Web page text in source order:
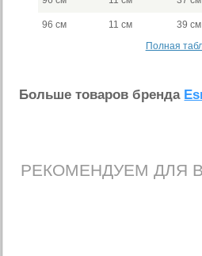
96 см 11 см 39 см
Полная
Больше товаров бренда
РЕКОМЕНДУЕМ ДЛЯ